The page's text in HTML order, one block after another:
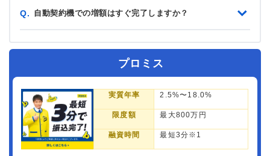
Q. 自動契約機での増額はすぐ完了しますか？
プロミス
実質年率 2.5%〜18.0%
限度額 最大800万円
融資時間 最短3分※1